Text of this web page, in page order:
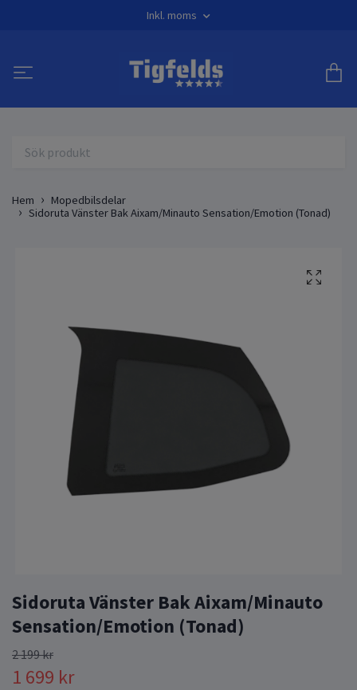
Inkl. moms
Hem
Mopedbilsdelar
Sidoruta Vänster Bak Aixam/Minauto Sensation/Emotion (Tonad)
Sidoruta Vänster Bak Aixam/Minauto
Sensation/Emotion (Tonad)
2 199 kr
1 699 kr